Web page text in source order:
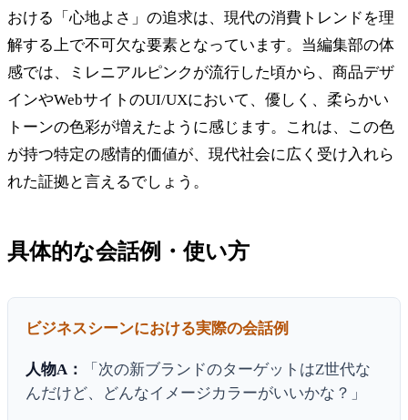
おける「心地よさ」の追求は、現代の消費トレンドを理
解する上で不可欠な要素となっています。当編集部の体
感では、ミレニアルピンクが流行した頃から、商品デザ
インやWebサイトのUI/UXにおいて、優しく、柔らかい
トーンの色彩が増えたように感じます。これは、この色
が持つ特定の感情的価値が、現代社会に広く受け入れら
れた証拠と言えるでしょう。
具体的な会話例・使い方
ビジネスシーンにおける実際の会話例
人物A：
「次の新ブランドのターゲットはZ世代な
んだけど、どんなイメージカラーがいいかな？」